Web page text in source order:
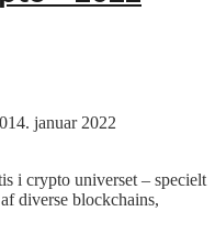
14. januar 2022
i crypto universet – specielt
diverse blockchains,